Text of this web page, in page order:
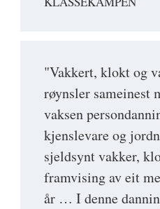
"Vakkert, klokt og
røynsler sameinest
vaksen
kjenslevare og
sjeldsynt vakker,
framvising av eit
år … I denne